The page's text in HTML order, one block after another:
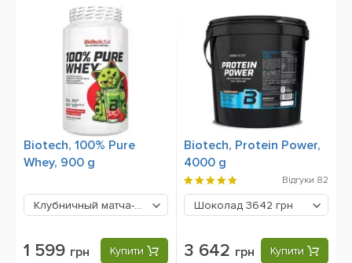
Biotech, 100% Pure
Whey, 900 g
Клубничный матча-латте 1599 грн
1 599 грн Купити
Biotech, Protein Power,
4000 g
Відгуки 82
Шоколад 3642 грн
3 642 грн Купити